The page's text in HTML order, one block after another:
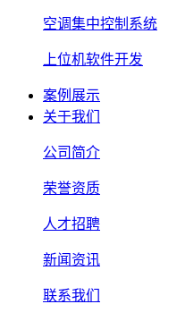
空调集中控制系统
上位机软件开发
案例展示
关于我们
公司简介
荣誉资质
人才招聘
新闻资讯
联系我们